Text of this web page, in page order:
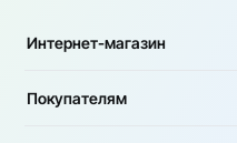
Интернет-магазин
Покупателям